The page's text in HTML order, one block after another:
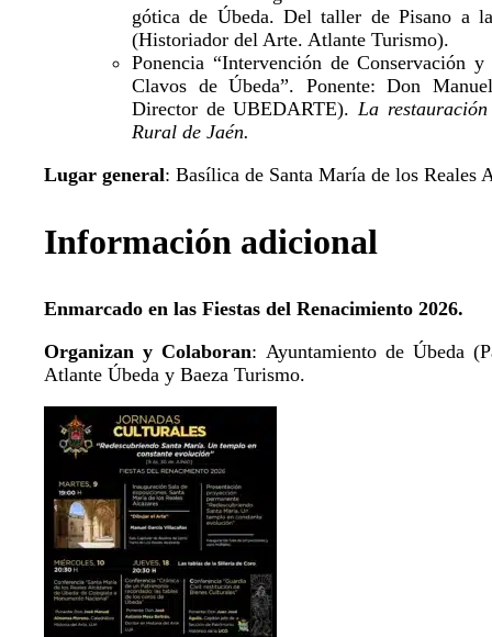
gótica de Úbeda. Del taller de Pisano a
(Historiador del Arte. Atlante Turismo).
Ponencia “Intervención de Conservación
Clavos de Úbeda”. Ponente: Don
Director de UBEDARTE). La
Rural de Jaén.
Lugar general: Basílica de Santa María de los Reales
Información adicional
Enmarcado en las Fiestas del Renacimiento 2026.
Organizan y Colaboran: Ayuntamiento de Úbeda
Atlante Úbeda y Baeza Turismo.